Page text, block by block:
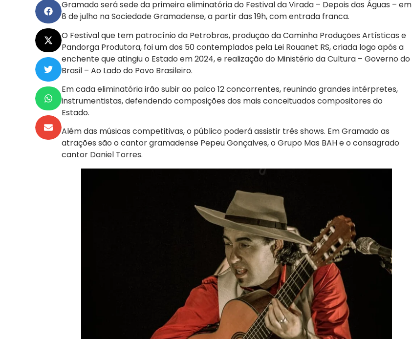
Gramado será sede da primeira eliminatória do Festival da Virada – Depois das Águas – em
8 de julho na Sociedade Gramadense, a partir das 19h, com entrada franca.
O Festival que tem patrocínio da Petrobras, produção da Caminha Produções Artísticas e
Pandorga Produtora, foi um dos 50 contemplados pela Lei Rouanet RS, criada logo após a
enchente que atingiu o Estado em 2024, e realização do Ministério da Cultura – Governo do
Brasil – Ao Lado do Povo Brasileiro.
Em cada eliminatória irão subir ao palco 12 concorrentes, reunindo grandes intérpretes,
instrumentistas, defendendo composições dos mais conceituados compositores do
Estado.
Além das músicas competitivas, o público poderá assistir três shows. Em Gramado as
atrações são o cantor gramadense Pepeu Gonçalves, o Grupo Mas BAH e o consagrado
cantor Daniel Torres.